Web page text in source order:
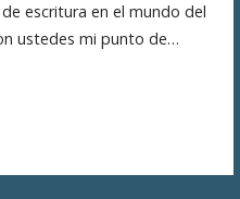
escritura en el mundo del
ustedes mi punto de…